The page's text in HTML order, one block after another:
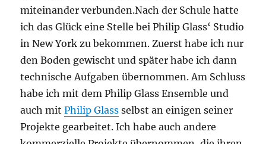
miteinander verbunden.Nach der Schule hatte
ich das Glück eine Stelle bei Philip Glass‘ Studio
in New York zu bekommen. Zuerst habe ich nur
den Boden gewischt und später habe ich dann
technische Aufgaben übernommen. Am Schluss
habe ich mit dem Philip Glass Ensemble und
auch mitPhilip Glass selbst an einigen seiner
Projekte gearbeitet. Ich habe auch andere